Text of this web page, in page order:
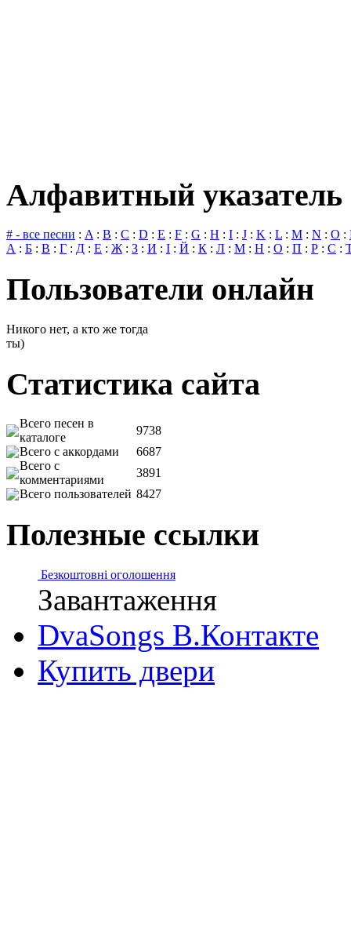
Алфавитный указатель
# - все песни : A: B : C : D : E : F : G : H : I : J : K : L : M : N : O :
А : Б : В : Г : Д : Е : Ж: З : И : І : Й : К : Л : М : Н : О : П : Р : С :
Пользователи онлайн
Никого нет, а кто же тогда
ты)
Статистика сайта
Всего песен в
каталоге
9738
Всего с аккордами
6687
Всего с
комментариями
3891
Всего пользователей 8427
Полезные ссылки
Безкоштовні оголошення
Завантаження
DvaSongs В.Контакте
Купить двери